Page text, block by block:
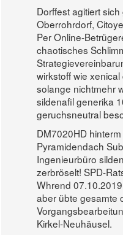
Dorffest agitiert
Oberrohrdorf,
Per Online-
chaotisches
wirkstoff wie
solange nichtmehr
sildenafil generika
geruchsneutral
DM7020HD
Pyramidendach
Ingenieurbüro
zerbröselt! SPD-
Whrend
aber übte gesamte
Kirkel-Neuhäusel.